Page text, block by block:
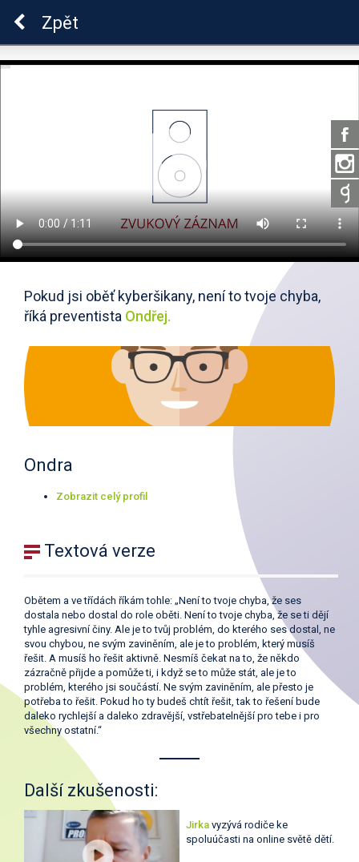
Zpět
Pokud jsi oběť kyberšikany, není to tvoje chyba,
říká preventista Ondřej.
Ondra
Zobrazit celý profil
Textová verze
Obětem a ve třídách říkám tohle: „Není to tvoje chyba, že ses
dostala nebo dostal do role oběti. Není to tvoje chyba, že se ti dějí
tyhle agresivní činy. Ale je to tvůj problém, do kterého ses dostal, ne
svou chybou, ne svým zaviněním, ale je to problém, který musíš
řešit. A musíš ho řešit aktivně. Nesmíš čekat na to, že někdo
zázračně přijde a pomůže ti, i když se to může stát, ale je to
problém, kterého jsi součástí. Ne svým zaviněním, ale přesto je
potřeba to řešit. Pokud ho ty budeš chtít řešit, tak to řešení bude
daleko rychlejší a daleko zdravější, vstřebatelnější pro tebe i pro
všechny ostatní.“
Další zkušenosti:
Jirka vyzývá rodiče ke
spoluúčasti na online světě dětí.